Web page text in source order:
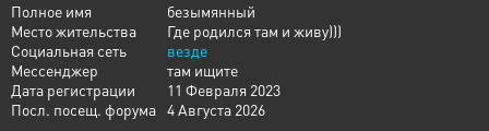
Полное имя
безымянный
Место жительства
Где родился там и живу)))
Социальная сеть
везде
Мессенджер
там ищите
Дата регистрации
11 Февраля 2023
Посл. посещ. форума 4 Августа 2026